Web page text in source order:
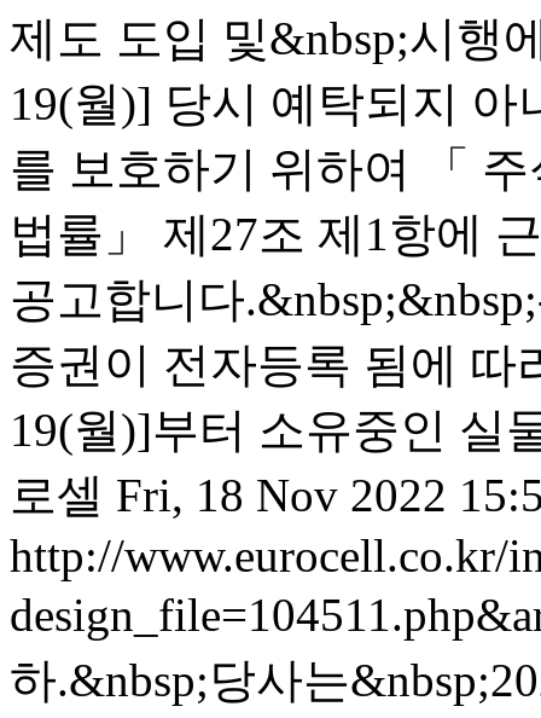
제도 도입 및&nbsp;시행
19(월)] 당시 예탁되지
를 보호하기 위하여 「
법률」 제27조 제1항에
공고합니다
증권이 전자등록 됨에 따
19(월)]부터 소유중인 실
로셀 Fri, 18 Nov 2022
http://www.eurocell.co.kr/
하.&nbsp;당사는